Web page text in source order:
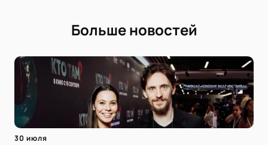
Больше новостей
30 июля